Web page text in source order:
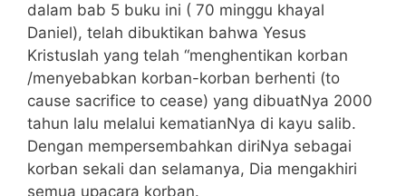
dalam bab 5 buku ini ( 70 minggu khayal
Daniel), telah dibuktikan bahwa Yesus
Kristuslah yang telah “menghentikan korban
/menyebabkan korban-korban berhenti (to
cause sacrifice to cease) yang dibuatNya 2000
tahun lalu melalui kematianNya di kayu salib.
Dengan mempersembahkan diriNya sebagai
korban sekali dan selamanya, Dia mengakhiri
semua upacara korban.